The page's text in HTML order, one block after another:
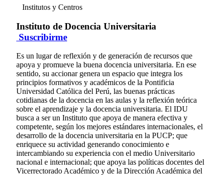
Institutos y Centros
Instituto de Docencia Universitaria
Suscribirme
Es un lugar de reflexión y de generación de recursos que
apoya y promueve la buena docencia universitaria. En ese
sentido, su accionar genera un espacio que integra los
principios formativos y académicos de la Pontificia
Universidad Católica del Perú, las buenas prácticas
cotidianas de la docencia en las aulas y la reflexión teórica
sobre el aprendizaje y la docencia universitaria. El IDU
busca a ser un Instituto que apoya de manera efectiva y
competente, según los mejores estándares internacionales, el
desarrollo de la docencia universitaria en la PUCP; que
enriquece su actividad generando conocimiento e
intercambiando su experiencia con el medio Universitario
nacional e internacional; que apoya las políticas docentes del
Vicerrectorado Académico y de la Dirección Académica del